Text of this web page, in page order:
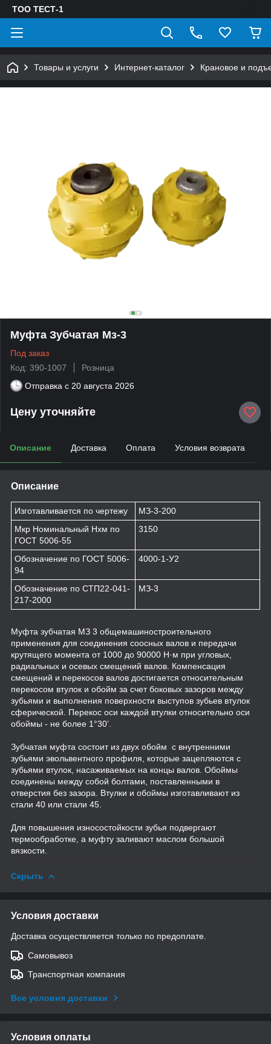
ТОО ТЕСТ-1
Товары и услуги Интернет-каталог Крановое и
Муфта Зубчатая Мз-3
Под заказ
Код: 390-1007
Розница
Отправка с 20 августа 2026
Цену уточняйте
Описание Доставка Оплата Условия возврата
Описание
Изготавливается по чертежу
МЗ-3-200
Мкр Номинальный Нхм по
ГОСТ 5006-55
3150
Обозначение по ГОСТ 5006-
94
4000-1-У2
Обозначение по СТП22-041-
217-2000
МЗ-3
Муфта зубчатая МЗ 3 общемашиностроительного
применения для соединения соосных валов и передачи
крутящего момента от 1000 до 90000 Н·м при угловых,
радиальных и осевых смещений валов. Компенсация
смещений и перекосов валов достигается относительным
перекосом втулок и обойм за счет боковых зазоров между
зубьями и выполнения поверхности выступов зубьев втулок
сферической. Перекос оси каждой втулки относительно оси
обоймы - не более 1°30’.
Зубчатая муфта состоит из двух обойм с внутренними
зубьями эвольвентного профиля, которые зацепляются с
зубьями втулок, насаживаемых на концы валов. Обоймы
соединены между собой болтами, поставленными в
отверстия без зазора. Втулки и обоймы изготавливают из
стали 40 или стали 45.
Для повышения износостойкости зубья подвергают
термообработке, а муфту заливают маслом большой
вязкости.
Скрыть
Условия доставки
Доставка осуществляется только по предоплате.
Самовывоз
Транспортная компания
Все условия доставки
Условия оплаты